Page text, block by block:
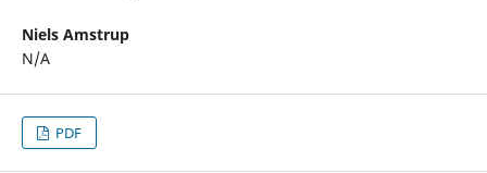
Niels Amstrup
N/A
PDF